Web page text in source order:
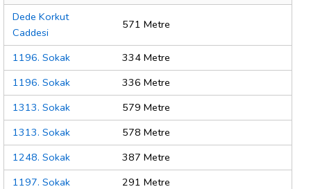
Dede Korkut
Caddesi
571 Metre
1196. Sokak
334 Metre
1196. Sokak
336 Metre
1313. Sokak
579 Metre
1313. Sokak
578 Metre
1248. Sokak
387 Metre
1197. Sokak
291 Metre